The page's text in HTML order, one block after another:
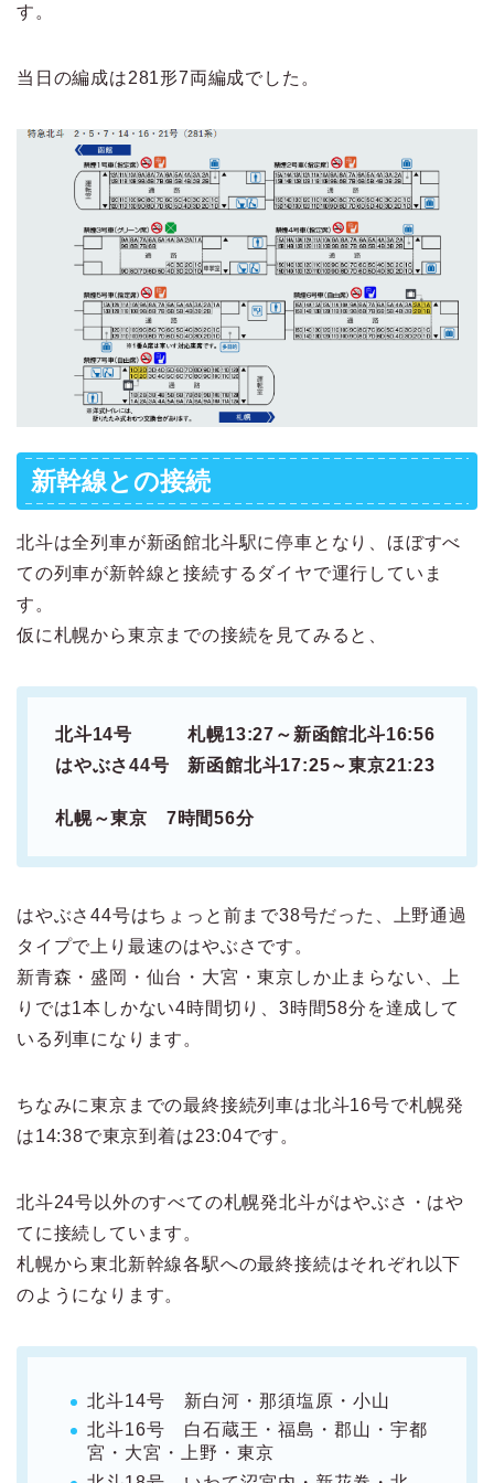
す。
当日の編成は281形7両編成でした。
新幹線との接続
北斗は全列車が新函館北斗駅に停車となり、ほぼすべ
ての列車が新幹線と接続するダイヤで運行していま
す。
仮に札幌から東京までの接続を見てみると、
北斗14号 札幌13:27～新函館北斗16:56
はやぶさ44号 新函館北斗17:25～東京21:23
札幌～東京 7時間56分
はやぶさ44号はちょっと前まで38号だった、上野通過
タイプで上り最速のはやぶさです。
新青森・盛岡・仙台・大宮・東京しか止まらない、上
りでは1本しかない4時間切り、3時間58分を達成して
いる列車になります。
ちなみに東京までの最終接続列車は北斗16号で札幌発
は14:38で東京到着は23:04です。
北斗24号以外のすべての札幌発北斗がはやぶさ・はや
てに接続しています。
札幌から東北新幹線各駅への最終接続はそれぞれ以下
のようになります。
北斗14号 新白河・那須塩原・小山
北斗16号 白石蔵王・福島・郡山・宇都
宮・大宮・上野・東京